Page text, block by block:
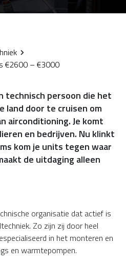
€2600 – €3000
technisch persoon die het
land door te cruisen om
airconditioning. Je komt
en bedrijven. Nu klinkt
kom je units tegen waar
de uitdaging alleen
organisatie dat actief is
Zo zijn zij door heel
in het monteren en
en warmtepompen.